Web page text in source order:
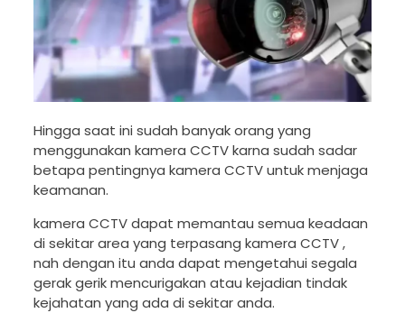
Hingga saat ini sudah banyak orang yang
menggunakan kamera CCTV karna sudah sadar
betapa pentingnya kamera CCTV untuk menjaga
keamanan.
kamera CCTV dapat memantau semua keadaan
di sekitar area yang terpasang kamera CCTV ,
nah dengan itu anda dapat mengetahui segala
gerak gerik mencurigakan atau kejadian tindak
kejahatan yang ada di sekitar anda.